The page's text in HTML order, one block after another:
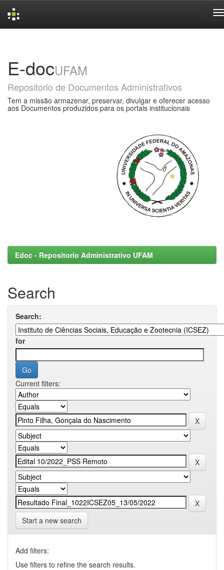
E-docUFAM
Repositorio de Documentos Administrativos
Tem a missão armazenar, preservar, divulgar e oferecer acesso
aos Documentos produzidos para os portais institucionais
Edoc - Repositorio Administrativo UFAM
Search
Search:
for
Current filters:
Start a new search
Add filters:
Use filters to refine the search results.